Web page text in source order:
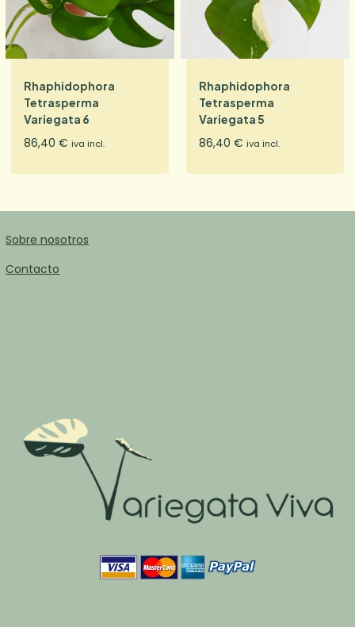
Rhaphidophora
Tetrasperma
Variegata 6
86,40€ iva incl.
Rhaphidophora
Tetrasperma
Variegata 5
86,40 € iva incl.
Sobre nosotros
Contacto